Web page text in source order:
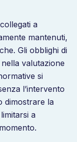
a
mantenuti,
Gli obblighi di
valutazione
si
l’intervento
dimostrare la
a